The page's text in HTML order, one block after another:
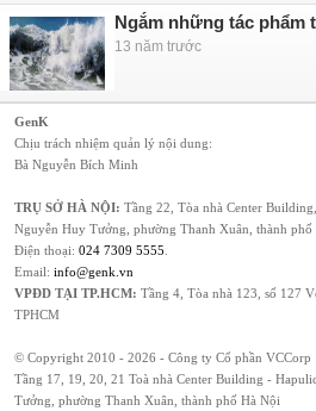
Ngắm những tác phẩm
13 năm trước
GenK
Chịu trách nhiệm quản lý nội dung:
Bà Nguyễn Bích Minh
TRỤ SỞ HÀ NỘI: Tầng 22, Tòa nhà Center
Nguyễn Huy Tưởng, phường Thanh Xuân, thành phố
Điện thoại: 024 7309 5555
Email: info@genk.vn
VPĐD TẠI TP.HCM: Tầng 4, Tòa nhà 123, số 127
TPHCM
© Copyright 2010 - 2026 - Công ty Cổ phần VCCorp
Tầng 17, 19, 20, 21 Toà nhà Center Building -
Tưởng, phường Thanh Xuân, thành phố Hà Nội